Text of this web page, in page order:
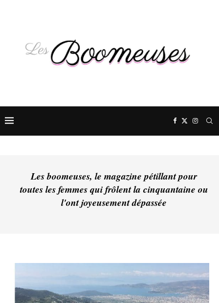
Les boomeuses, le magazine pétillant pour
toutes les femmes qui frôlent la cinquantaine ou
l'ont joyeusement dépassée